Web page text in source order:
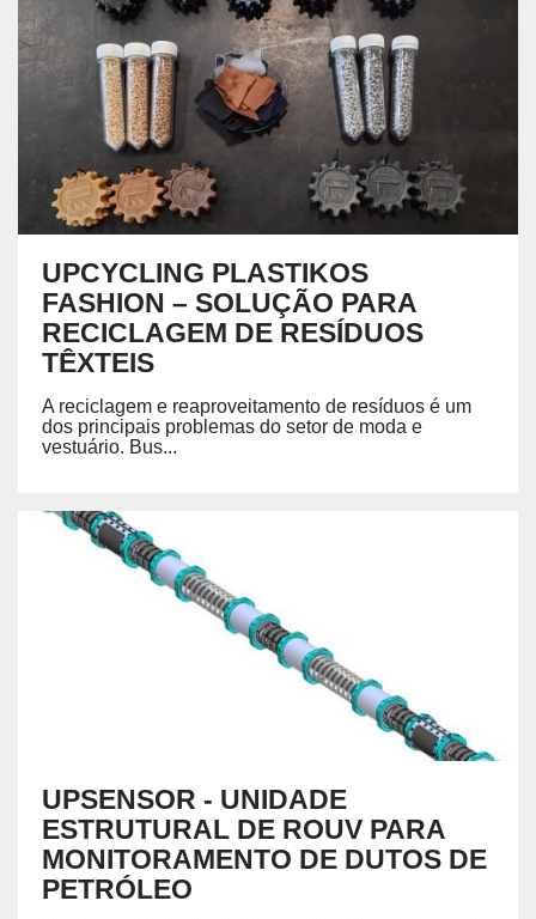
UPCYCLING PLASTIKOS
FASHION – SOLUÇÃO PARA
RECICLAGEM DE RESÍDUOS
TÊXTEIS
A reciclagem e reaproveitamento de resíduos é um
dos principais problemas do setor de moda e
vestuário. Bus...
UPSENSOR - UNIDADE
ESTRUTURAL DE ROUV PARA
MONITORAMENTO DE DUTOS DE
PETRÓLEO